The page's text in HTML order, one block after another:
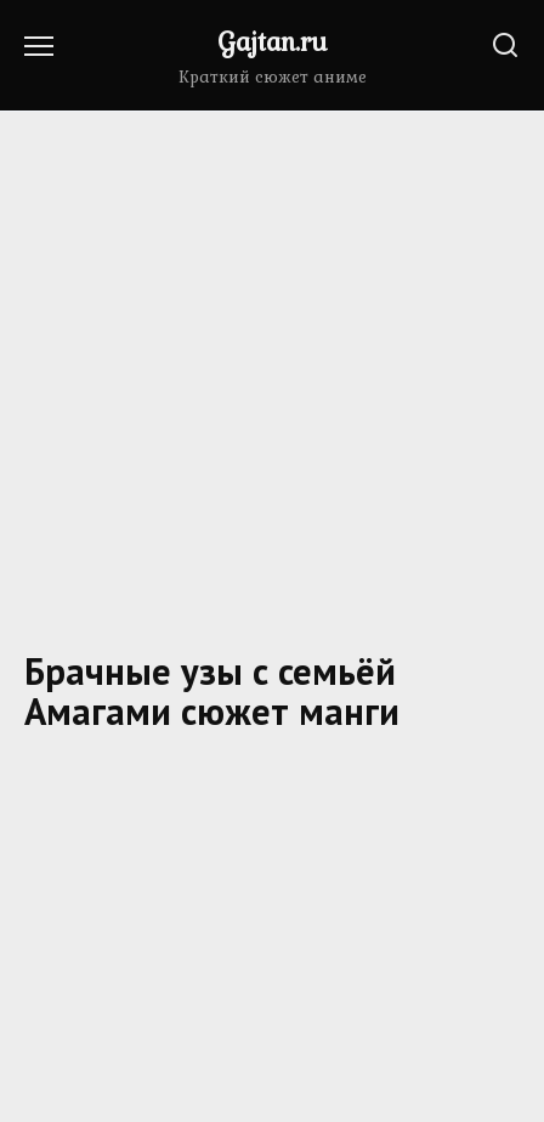
Gajtan.ru
Краткий сюжет аниме
Брачные узы с семьёй
Амагами сюжет манги